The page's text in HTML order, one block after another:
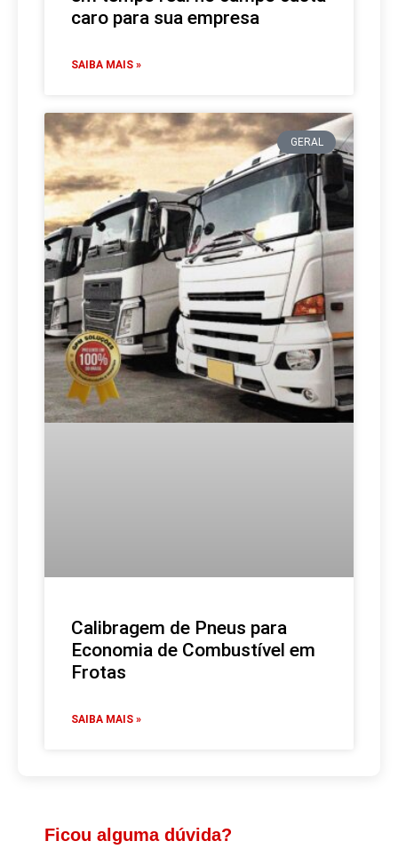
caro para sua empresa
SAIBA MAIS »
GERAL
Calibragem de Pneus para
Economia de Combustível em
Frotas
SAIBA MAIS »
Ficou alguma dúvida?